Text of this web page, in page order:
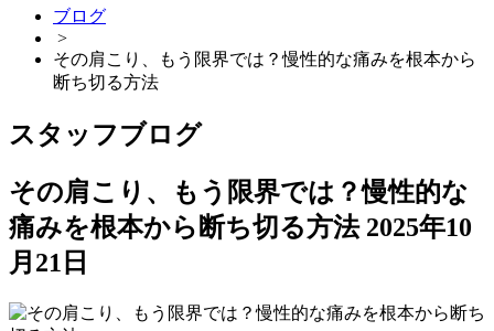
ブログ
>
その肩こり、もう限界では？慢性的な痛みを根本から
断ち切る方法
スタッフブログ
その肩こり、もう限界では？慢性的な
痛みを根本から断ち切る方法 2025年10
月21日